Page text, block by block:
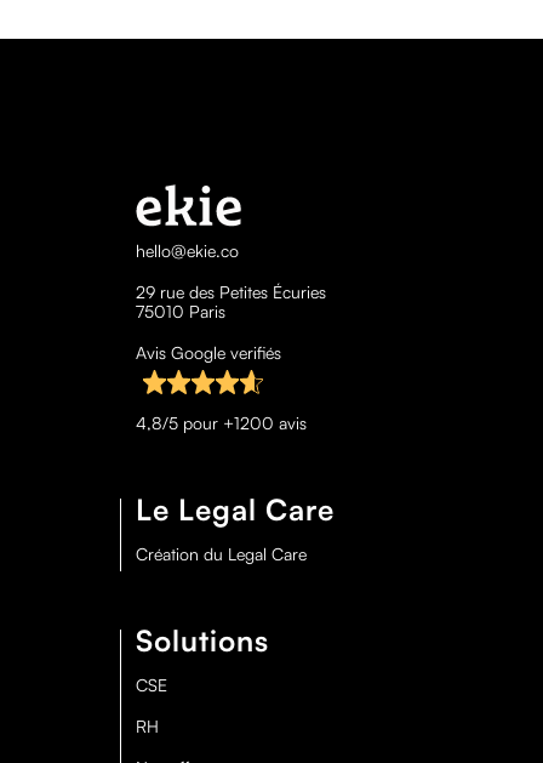
hello@ekie.co
29 rue des Petites Écuries
75010 Paris
Avis Google verifiés
4,8/5 pour +1200 avis
Le Legal Care
Création du Legal Care
Solutions
CSE
RH